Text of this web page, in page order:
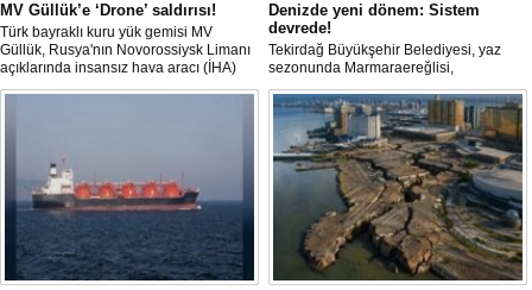
MV Güllük’e ‘Drone’ saldırısı!
Türk bayraklı kuru yük gemisi MV
Güllük, Rusya'nın Novorossiysk Limanı
açıklarında insansız hava aracı (İHA)
saldırısına uğradı.
Denizde yeni dönem: Sistem
devrede!
Tekirdağ Büyükşehir Belediyesi, yaz
sezonunda Marmaraereğlisi,
Süleymanpaşa ve Şarköy sahillerinde
insansız cankurtaran araçlarını hizmete
aldı. Uzaktan kumandalı yeni nesil
sistem, boğulma vakalarına standart
müdahaleye göre daha hızlı ulaşarak ilk
müdahaleyi saniyeler içinde
gerçekleştirebiliyor.